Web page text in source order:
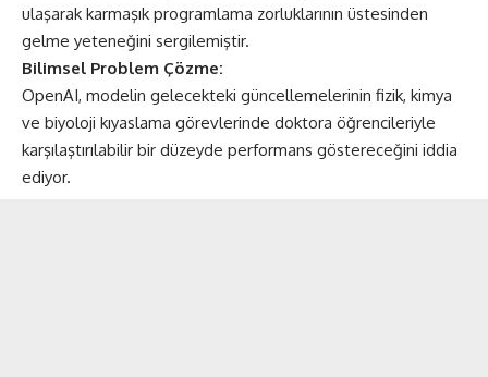
ulaşarak karmaşık programlama zorluklarının üstesinden
gelme yeteneğini sergilemiştir.
Bilimsel Problem Çözme:
OpenAI, modelin gelecekteki güncellemelerinin fizik, kimya
ve biyoloji kıyaslama görevlerinde doktora öğrencileriyle
karşılaştırılabilir bir düzeyde performans göstereceğini iddia
ediyor.